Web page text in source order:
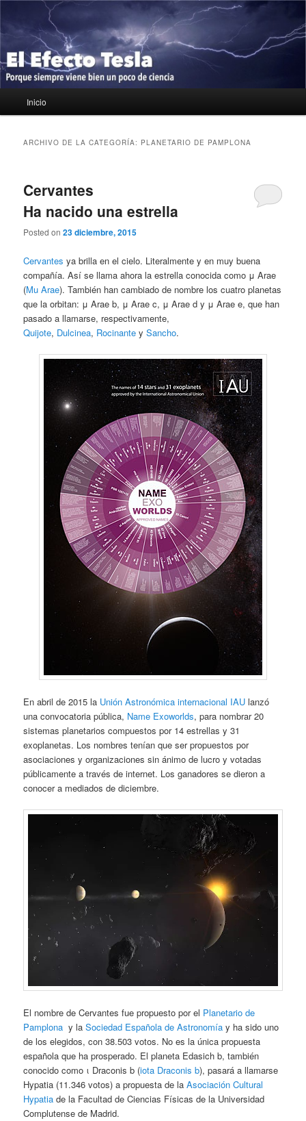
contenido
principal
contenido
secundario
El Efecto Tesla
Porque siempre viene bien un poco de ciencia
principal
Inicio
ARCHIVO DE LA CATEGORÍA: PLANETARIO DE PAMPLONA
Cervantes
Ha nacido una estrella
Posted on23 diciembre, 2015
Cervantes ya brilla en el cielo. Literalmente y en muy buena
compañía. Así se llama ahora la estrella conocida como μ Arae
(Mu Arae). También han cambiado de nombre los cuatro planetas
que la orbitan: μ Arae b, μ Arae c, μ Arae d y μ Arae e, que han
pasado a llamarse, respectivamente,
Quijote, Dulcinea, Rocinante ySancho.
En abril de 2015 la Unión Astronómica internacional IAU lanzó
una convocatoria pública, Name Exoworlds, para nombrar 20
sistemas planetarios compuestos por 14 estrellas y 31
exoplanetas. Los nombres tenían que ser propuestos por
asociaciones y organizaciones sin ánimo de lucro y votadas
públicamente a través de internet. Los ganadores se dieron a
conocer a mediados de diciembre.
El nombre de Cervantes fue propuesto por el Planetario de
Pamplona y laSociedad Española de Astronomía y ha sido uno
de los elegidos, con 38.503 votos. No es la única propuesta
española que ha prosperado. El planeta Edasich b, también
conocido como ι Draconis b (iota Draconis b), pasará a llamarse
Hypatia (11.346 votos) a propuesta de laAsociación Cultural
Hypatia de la Facultad de Ciencias Físicas de la Universidad
Complutense de Madrid.